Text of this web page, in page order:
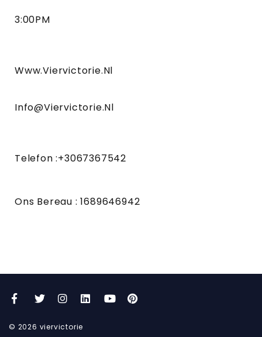
3:00PM
Www.viervictorie.nl
Info@viervictorie.nl
Telefon :+3067367542
Ons Bereau : 1689646942
Facebook
TwitterInstagram
LinkedInYouTubePinterest
© 2026 viervictorie